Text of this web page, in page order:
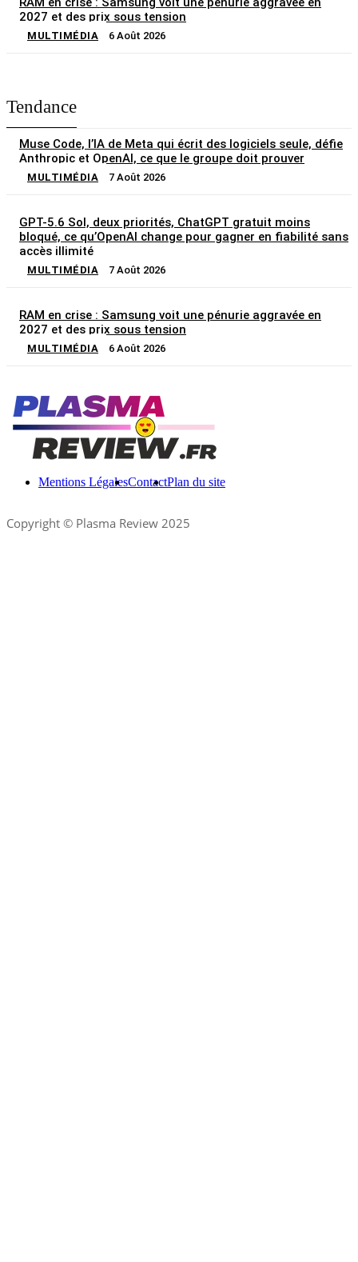
2027 et des prix sous tension
MULTIMÉDIA 6 Août 2026
Tendance
Muse Code, l’IA de Meta qui écrit des logiciels seule, défie
Anthropic et OpenAI, ce que le groupe doit prouver
MULTIMÉDIA 7 Août 2026
GPT-5.6 Sol, deux priorités, ChatGPT gratuit moins
bloqué, ce qu’OpenAI change pour gagner en fiabilité sans
accès illimité
MULTIMÉDIA 7 Août 2026
RAM en crise : Samsung voit une pénurie aggravée en
2027 et des prix sous tension
MULTIMÉDIA 6 Août 2026
Mentions LégalesContactPlan du site
Copyright © Plasma Review 2025